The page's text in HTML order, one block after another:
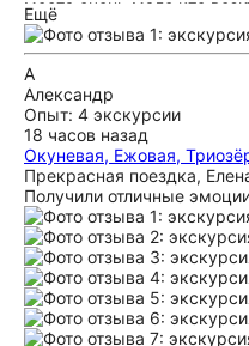
места очень мало кто
это стоит того!
уверены в своей
обожает свое родное
леопарда, и водопады, и
диком пляже, на берегу
получите громадное
новых интересных
Ещё
А
Александр
Опыт: 4 экскурсии
18 часов назад
Окуневая, Ежовая,
Прекрасная поездка,
Получили отличные